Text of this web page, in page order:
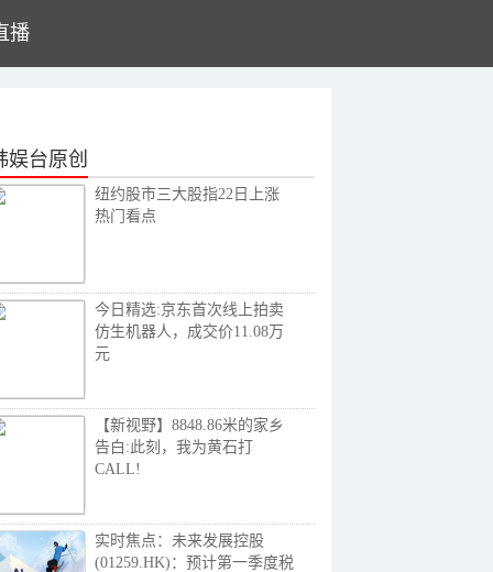
播
娱台原创
纽约股市三大股指22日上涨
热门看点
今日精选:京东首次线上拍卖
仿生机器人，成交价11.08万
元
【新视野】8848.86米的家乡
告白:此刻，我为黄石打
CALL!
实时焦点：未来发展控股
(01259.HK)：预计第一季度税